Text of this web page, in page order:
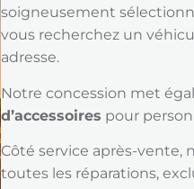
soigneusement
vous recherchez un
adresse.
Notre concession met
d’accessoires pour
Côté service après-vente,
toutes les réparations,